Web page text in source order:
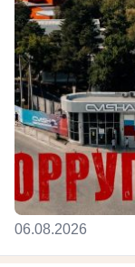
06.08.2026